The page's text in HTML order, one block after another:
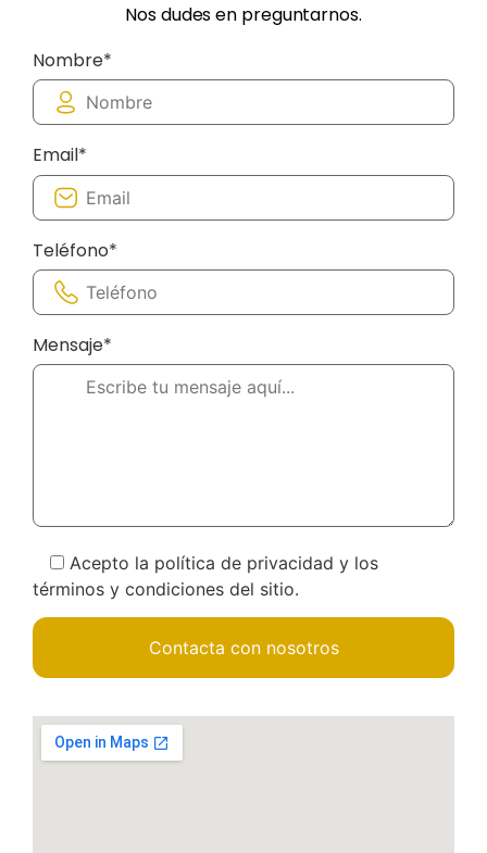
Nos dudes en preguntarnos.
Nombre*
Email*
Teléfono*
Mensaje*
Acepto la política de privacidad y los
términos y condiciones del sitio.